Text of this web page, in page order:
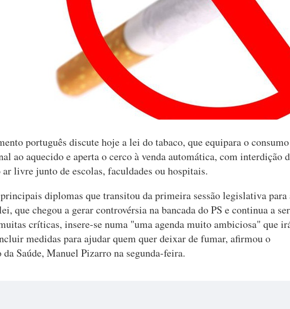
português discute hoje a lei do tabaco, que equipara o consumo
ao aquecido e aperta o cerco à venda automática, com interdição
livre junto de escolas, faculdades ou hospitais.
diplomas que transitou da primeira sessão legislativa para
que chegou a gerar controvérsia na bancada do PS e continua a ser
críticas, insere-se numa "uma agenda muito ambiciosa" que
medidas para ajudar quem quer deixar de fumar, afirmou o
Saúde, Manuel Pizarro na segunda-feira.